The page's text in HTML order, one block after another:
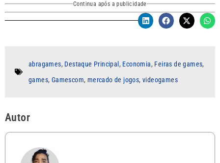
Continua após a publicidade
abragames, Destaque Principal , Economia, Feiras de games,
games, Gamescom, mercado de jogos,videogames
Autor